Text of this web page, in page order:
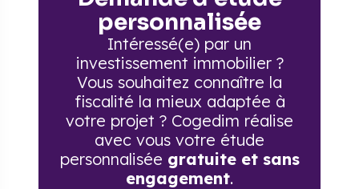
personnalisée
Intéressé(e) par un
investissement immobilier ?
Vous souhaitez connaître la
fiscalité la mieux adaptée à
votre projet ? Cogedim réalise
avec vous votre étude
personnalisée gratuite et sans
engagement.